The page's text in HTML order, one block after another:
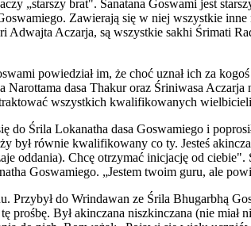
„starszy brat". Sanatana Goswami jest
Zawierają się w niej wszystkie
Adwajta Aczarja, są wszystkie sakhi Śrimati
powiedział im, że choć uznał ich za
dasa Thakur oraz Śriniwasa
wszystkich kwalifikowanych
do Śrila Lokanatha dasa Goswamiego i
był równie kwalifikowany co ty. Jesteś
oddania). Chcę otrzymać inicjację od
Goswamiego. „Jestem twoim guru, ale
Przybył do Wrindawan ze Śrila Bhugarbhą
prośbę. Był akinczana niszkinczana (nie